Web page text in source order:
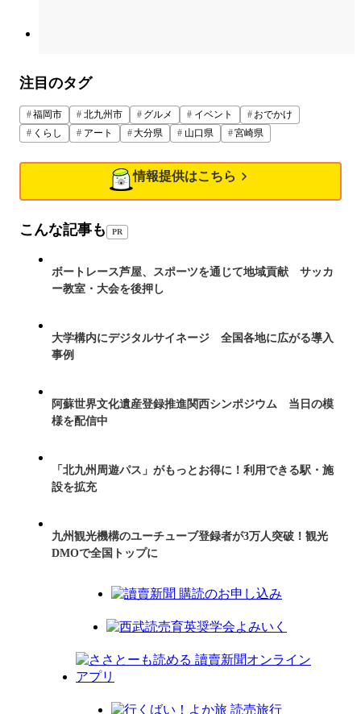
注目のタグ
福岡市 北九州市 グルメ イベント
おでかけ
くらし
アート 大分県 山口県 宮崎県
情報提供はこちら
こんな記事も PR
ボートレース芦屋、スポーツを通じて地域貢献 サッカ
ー教室・大会を後押し
大学構内にデジタルサイネージ 全国各地に広がる導入
事例
阿蘇世界文化遺産登録推進関西シンポジウム 当日の模
様を配信中
「北九州周遊パス」がもっとお得に！利用できる駅・施
設を拡充
九州観光機構のユーチューブ登録者が3万人突破！観光
DMOで全国トップに